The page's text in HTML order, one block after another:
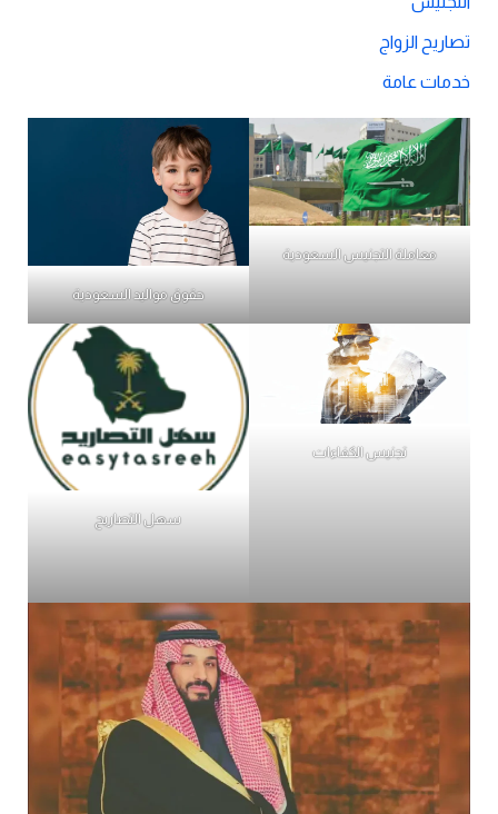
تصاريح الزواج
خدمات عامة
معاملة التجنيس السعودية
حقوق مواليد السعودية
تجنيس الكفاءات
سهل التصاريح